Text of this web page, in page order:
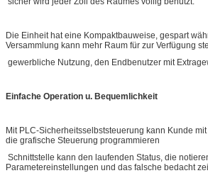
Die Einheit hat eine Kompaktbauweise, gespart
Versammlung kann mehr Raum für zur Verfügung
gewerbliche Nutzung, den Endbenutzer mit
Einfache Operation u. Bequemlichkeit
Mit PLC-Sicherheitsselbststeuerung kann Kunde
die grafische Steuerung programmieren
Schnittstelle kann den laufenden Status, die
Parametereinstellungen und das falsche bedacht